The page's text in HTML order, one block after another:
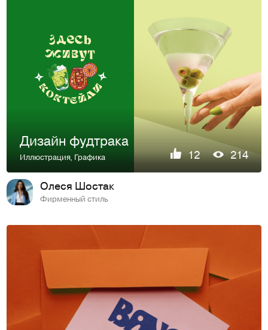
Дизайн фудтрака
Иллюстрация, Графика 12 214
Олеся Шостак
Фирменный стиль